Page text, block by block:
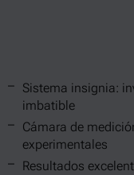
Sistema insignia:
imbatible
Cámara de
experimentales
Resultados